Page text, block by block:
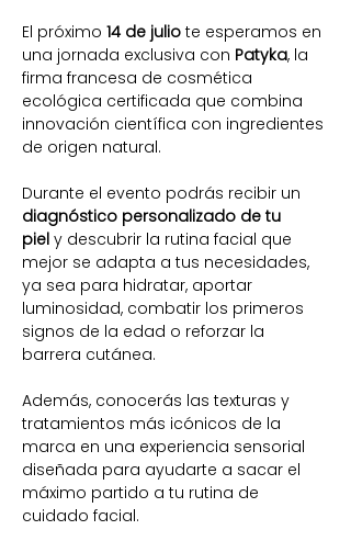
El próximo 14 de julio te esperamos en
una jornada exclusiva con Patyka, la
firma francesa de cosmética
ecológica certificada que combina
innovación científica con ingredientes
de origen natural.
Durante el evento podrás recibir un
diagnóstico personalizado de tu
piel y descubrir la rutina facial que
mejor se adapta a tus necesidades,
ya sea para hidratar, aportar
luminosidad, combatir los primeros
signos de la edad o reforzar la
barrera cutánea.
Además, conocerás las texturas y
tratamientos más icónicos de la
marca en una experiencia sensorial
diseñada para ayudarte a sacar el
máximo partido a tu rutina de
cuidado facial.